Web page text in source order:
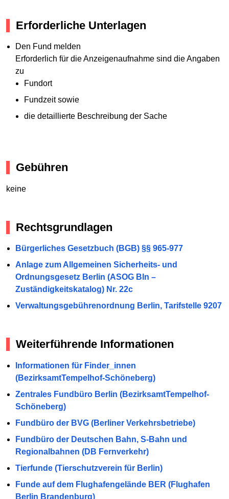
Erforderliche Unterlagen
Den Fund melden
Erforderlich für die Anzeigenaufnahme sind die Angaben
zu
Fundort
Fundzeit sowie
die detaillierte Beschreibung der Sache
Gebühren
keine
Rechtsgrundlagen
Bürgerliches Gesetzbuch (BGB) §§ 965-977
Anlage zum Allgemeinen Sicherheits- und
Ordnungsgesetz Berlin (ASOG Bln –
Zuständigkeitskatalog) Nr. 22c
Verwaltungsgebührenordnung Berlin, Tarifstelle 9207
Weiterführende Informationen
Informationen für Finder_innen
(BezirksamtTempelhof-Schöneberg)
Zentrales Fundbüro Berlin (BezirksamtTempelhof-
Schöneberg)
Fundbüro der BVG (Berliner Verkehrsbetriebe)
Fundbüro der Deutschen Bahn, S-Bahn und
Regionalbahnen (DB Fernverkehr)
Tierfunde (Tierschutzverein für Berlin)
Funde auf dem Flughafengelände BER (Flughafen
Berlin Brandenburg)